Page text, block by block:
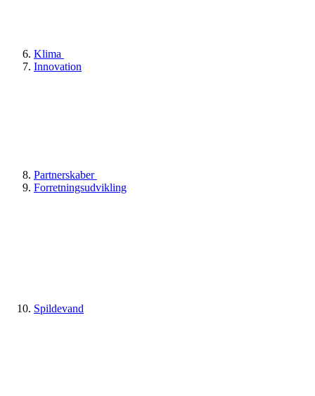
Klima
Innovation
Partnerskaber
Forretningsudvikling
Spildevand